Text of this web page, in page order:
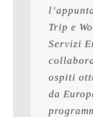
Trip e
Servizi
ospiti
da